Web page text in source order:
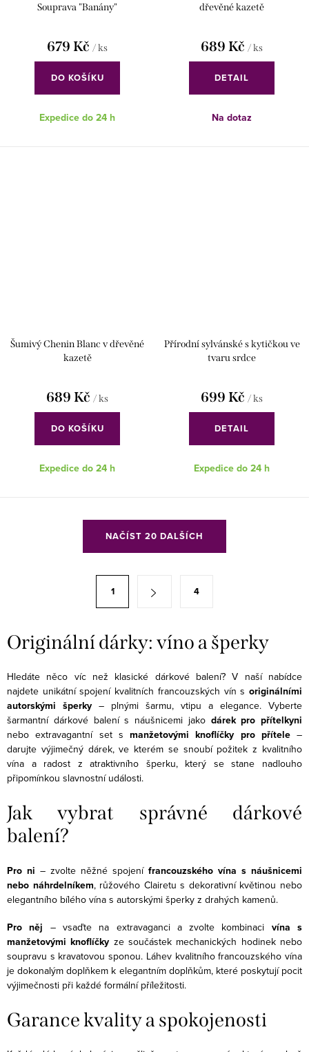
Souprava "Banány"
679 Kč / ks
DO KOŠÍKU
Expedice do 24 h
dřevěné kazetě
689 Kč / ks
DETAIL
Na dotaz
Šumivý Chenin Blanc v dřevěné
kazetě
689 Kč / ks
DO KOŠÍKU
Expedice do 24 h
Přírodní sylvánské s kytičkou ve
tvaru srdce
699 Kč / ks
DETAIL
Expedice do 24 h
c
í
p
r
v
k
y
v
ý
i
s
NAČÍST 20 DALŠÍCH
á
k
o
v
á
n
í
1 4
Originální dárky: víno a šperky
Hledáte něco víc než klasické dárkové balení? V naší nabídce
najdete unikátní spojení kvalitních francouzských vín s originálními
autorskými šperky – plnými šarmu, vtipu a elegance. Vyberte
šarmantní dárkové balení s náušnicemi jako dárek pro přítelkyni
nebo extravagantní set s manžetovými knoflíčky pro přítele–
darujte výjimečný dárek, ve kterém se snoubí požitek z kvalitního
vína a radost z atraktivního šperku, který se stane nadlouho
připomínkou slavnostní události.
Jak vybrat správné dárkové
balení?
Pro ni – zvolte něžné spojení francouzského vína s náušnicemi
nebo náhrdelníkem, růžového Clairetu s dekorativní květinou nebo
elegantního bílého vína s autorskými šperky z drahých kamenů.
Pro něj – vsaďte na extravaganci a zvolte kombinaci vína s
manžetovými knoflíčky ze součástek mechanických hodinek nebo
soupravu s kravatovou sponou. Láhev kvalitního francouzského vína
je dokonalým doplňkem k elegantním doplňkům, které poskytují pocit
výjimečnosti při každé formální příležitosti.
Garance kvality a spokojenosti